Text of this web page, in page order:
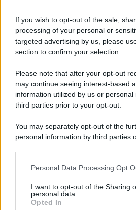
If you wish to opt-out of the sale,
processing of your personal or
targeted advertising by us, please
section to confirm your selection.
Please note that after your opt-out
may continue seeing interest-based
information utilized by us or
third parties prior to your opt-out.
You may separately opt-out of the
personal information by third parties
This information may also be
disclose it to other third parties.
Personal Data Processing Opt
I want to opt-out of the Sharing
personal data.
Opted In
© 2026 - Pianeta Design - P.IVA
Registrata Al Tribunale Di Nocera
ISCRIZIONE AL ROC N. 35792 –
(ASSOCIAZIONE NAZIONALE
PREFERENZE